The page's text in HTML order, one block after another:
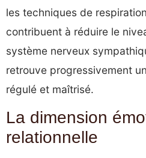
les techniques de
contribuent à réduire le
système nerveux
retrouve progressivement
régulé et maîtrisé.
La dimension
relationnelle